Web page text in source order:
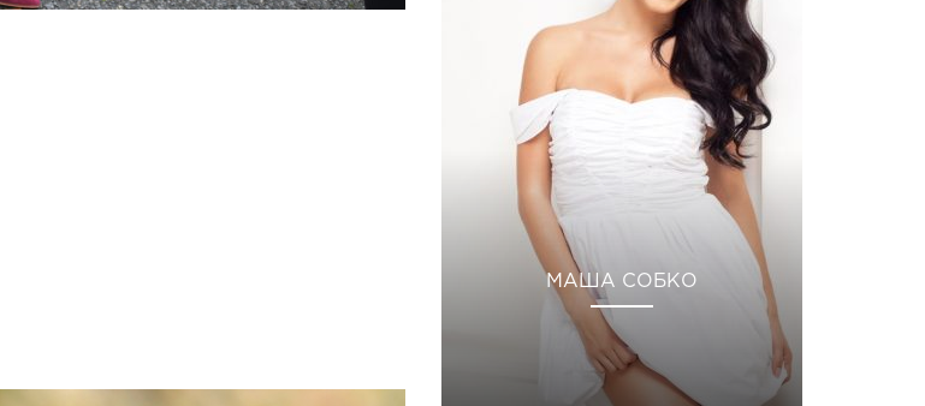
МАША СОБКО